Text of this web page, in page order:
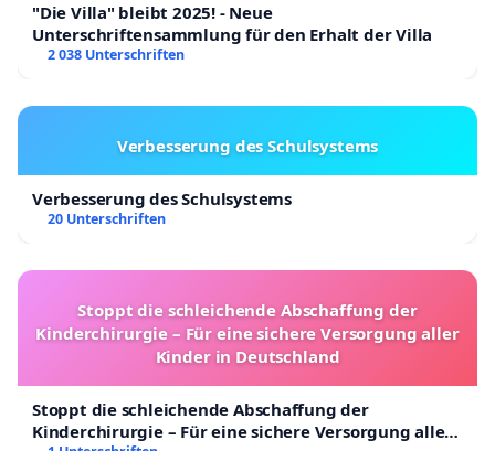
"Die Villa" bleibt 2025! - Neue
Unterschriftensammlung für den Erhalt der Villa
2 038 Unterschriften
Verbesserung des Schulsystems
Verbesserung des Schulsystems
20 Unterschriften
Stoppt die schleichende Abschaffung der
Kinderchirurgie – Für eine sichere Versorgung aller
Kinder in Deutschland
Stoppt die schleichende Abschaffung der
Kinderchirurgie – Für eine sichere Versorgung aller